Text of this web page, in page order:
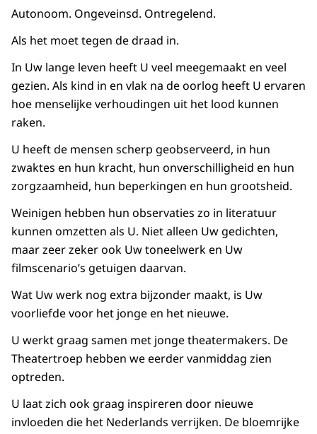
Autonoom. Ongeveinsd. Ontregelend.
Als het moet tegen de draad in.
In Uw lange leven heeft U veel meegemaakt en veel
gezien. Als kind in en vlak na de oorlog heeft U ervaren
hoe menselijke verhoudingen uit het lood kunnen
raken.
U heeft de mensen scherp geobserveerd, in hun
zwaktes en hun kracht, hun onverschilligheid en hun
zorgzaamheid, hun beperkingen en hun grootsheid.
Weinigen hebben hun observaties zo in literatuur
kunnen omzetten als U. Niet alleen Uw gedichten,
maar zeer zeker ook Uw toneelwerk en Uw
filmscenario’s getuigen daarvan.
Wat Uw werk nog extra bijzonder maakt, is Uw
voorliefde voor het jonge en het nieuwe.
U werkt graag samen met jonge theatermakers. De
Theatertroep hebben we eerder vanmiddag zien
optreden.
U laat zich ook graag inspireren door nieuwe
invloeden die het Nederlands verrijken. De bloemrijke